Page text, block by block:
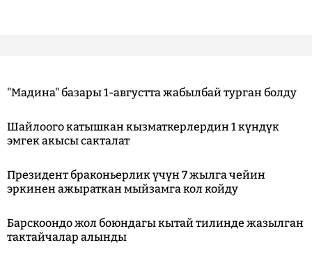
"Мадина" базары 1-августта жабылбай турган болду
Шайлоого катышкан кызматкерлердин 1 күндүк
эмгек акысы сакталат
Президент браконьерлик үчүн 7 жылга чейин
эркинен ажыраткан мыйзамга кол койду
Барскоондо жол боюндагы кытай тилинде жазылган
тактайчалар алынды